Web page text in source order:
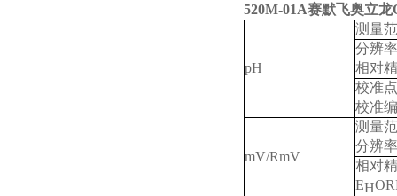
520M-01A赛默飞奥立龙
pH
测量
分辨率
相对
校准点
校准
mV/RmV
测量
分辨率
相对
EH